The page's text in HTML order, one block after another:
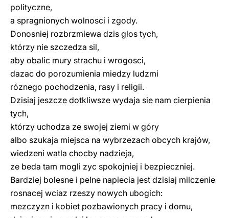
polityczne,
a spragnionych wolnosci i zgody.
Donosniej rozbrzmiewa dzis glos tych,
którzy nie szczedza sil,
aby obalic mury strachu i wrogosci,
dazac do porozumienia miedzy ludzmi
róznego pochodzenia, rasy i religii.
Dzisiaj jeszcze dotkliwsze wydaja sie nam cierpienia
tych,
którzy uchodza ze swojej ziemi w góry
albo szukaja miejsca na wybrzezach obcych krajów,
wiedzeni watla chocby nadzieja,
ze beda tam mogli zyc spokojniej i bezpieczniej.
Bardziej bolesne i pelne napiecia jest dzisiaj milczenie
rosnacej wciaz rzeszy nowych ubogich:
mezczyzn i kobiet pozbawionych pracy i domu,